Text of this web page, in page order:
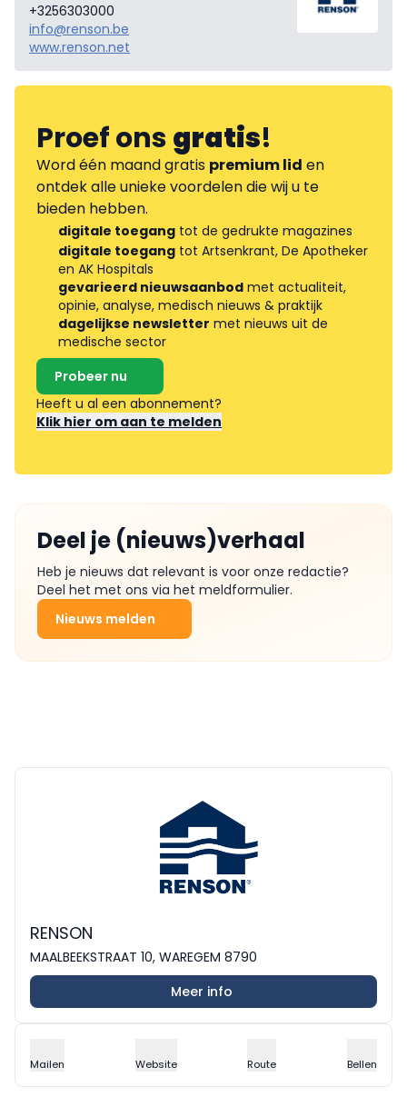
+3256303000
info@renson.be
www.renson.net
Proef onsgratis!
Word één maand gratis premium lid en
ontdek alle unieke voordelen die wij u te
bieden hebben.
digitale toegang tot de gedrukte magazines
digitale toegang tot Artsenkrant, De Apotheker
en AK Hospitals
gevarieerd nieuwsaanbod met actualiteit,
opinie, analyse, medisch nieuws & praktijk
dagelijkse newsletter met nieuws uit de
medische sector
Probeer nu
Heeft u al een abonnement?
Klik hier om aan te melden
Deel je (nieuws)verhaal
Heb je nieuws dat relevant is voor onze redactie?
Deel het met ons via het meldformulier.
Nieuws melden
RENSON
MAALBEEKSTRAAT 10, WAREGEM 8790
Meer info
Mailen Website Route Bellen